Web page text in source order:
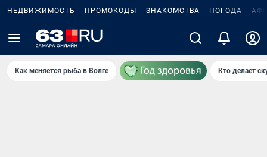
НЕДВИЖИМОСТЬ ПРОМОКОДЫ ЗНАКОМСТВА ПОГОДА
Как меняется рыба в Волге Кто делает